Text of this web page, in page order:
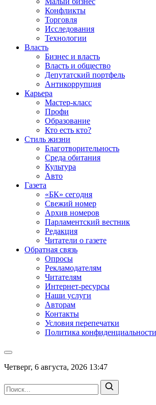
Конфликты
Торговля
Исследования
Технологии
Власть
Бизнес и власть
Власть и общество
Депутатский портфель
Антикоррупция
Карьера
Мастер-класс
Профи
Образование
Кто есть кто?
Стиль жизни
Благотворительность
Среда обитания
Культура
Авто
Газета
«БК» сегодня
Свежий номер
Архив номеров
Парламентский вестник
Редакция
Читатели о газете
Обратная связь
Опросы
Рекламодателям
Читателям
Интернет-ресурсы
Наши услуги
Авторам
Контакты
Условия перепечатки
Политика конфиденциальности
Четверг, 6 августа, 2026 13:47